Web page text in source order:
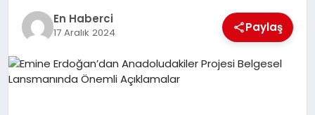
EKONOMI
SIYASET
En Haberci
17 Aralık 2024 Paylaş